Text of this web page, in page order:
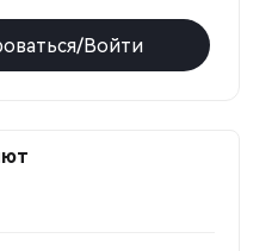
Войти